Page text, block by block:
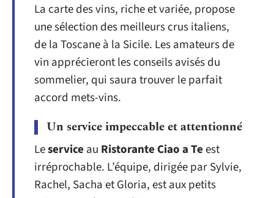
La carte des vins, riche et variée, propose
une sélection des meilleurs crus italiens,
de la Toscane à la Sicile. Les amateurs de
vin apprécieront les conseils avisés du
sommelier, qui saura trouver le parfait
accord mets-vins.
Un service impeccable et attentionné
Leservice au Ristorante Ciao a Teest
irréprochable. L’équipe, dirigée par Sylvie,
Rachel, Sacha et Gloria, est aux petits